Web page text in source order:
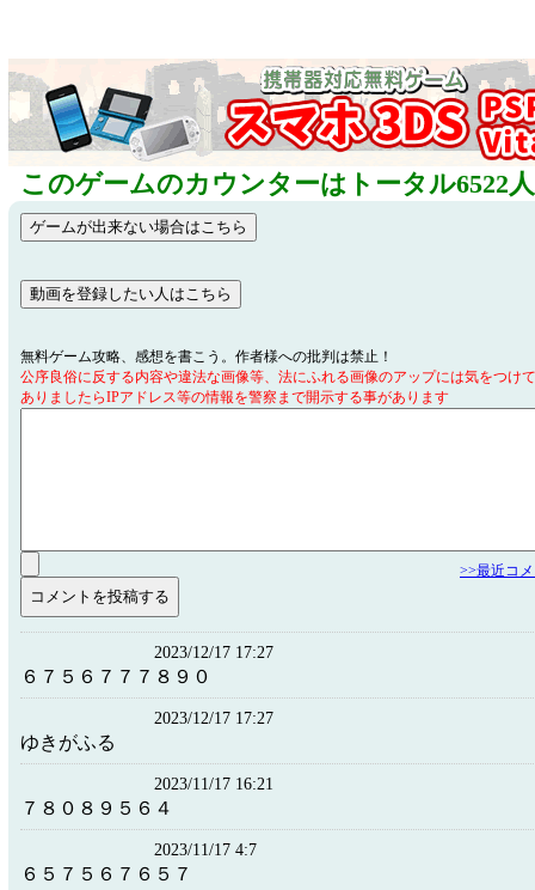
このゲームのカウンターはトータル6522
無料ゲーム攻略、感想を書こう。作者様への批判は禁止！
公序良俗に反する内容や違法な画像等、法にふれる画像のアップには気をつけ
ありましたらIPアドレス等の情報を警察まで開示する事があります
>>最近コ
2023/12/17 17:27
６７５６７７７８９０
2023/12/17 17:27
ゆきがふる
2023/11/17 16:21
７８０８９５６４
2023/11/17 4:7
６５７５６７６５７